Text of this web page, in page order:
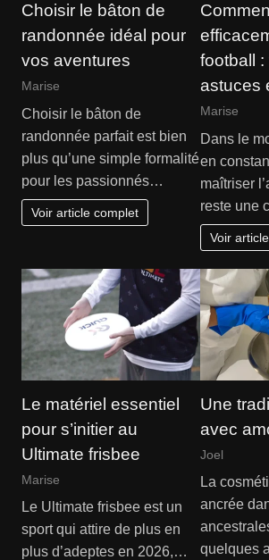
Choisir le bâton de
randonnée idéal pour
vos aventures
Marise
Choisir le bâton de
randonnée parfait est bien
plus qu’une simple formalité
pour les passionnés…
Voir article complet
football
astuces
Marise
Dans le
en
maîtriser
reste une
Voir
Le matériel essentiel
pour s’initier au
Ultimate frisbee
Marise
Le Ultimate frisbee est un
sport qui attire de plus en
plus d’adeptes en 2026,…
Une
avec
Joel
La
ancrée
quelques